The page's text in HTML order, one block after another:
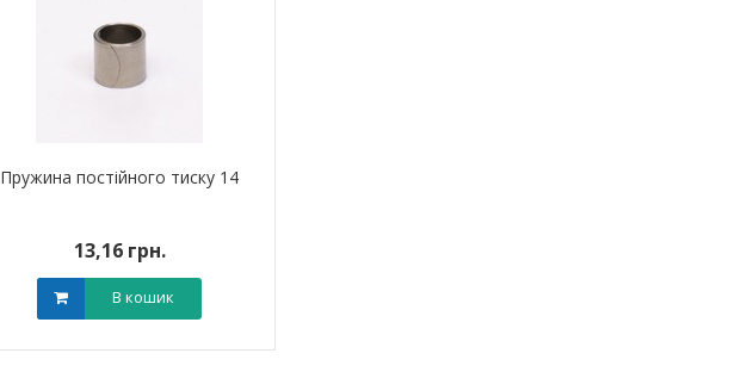
Пружина постійного тиску 14
13,16 грн.
В кошик